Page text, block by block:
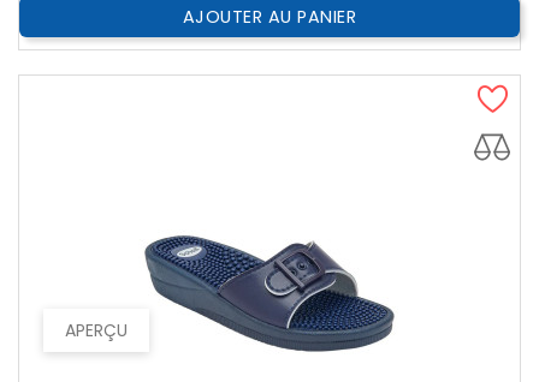
AJOUTER AU PANIER
APERÇU